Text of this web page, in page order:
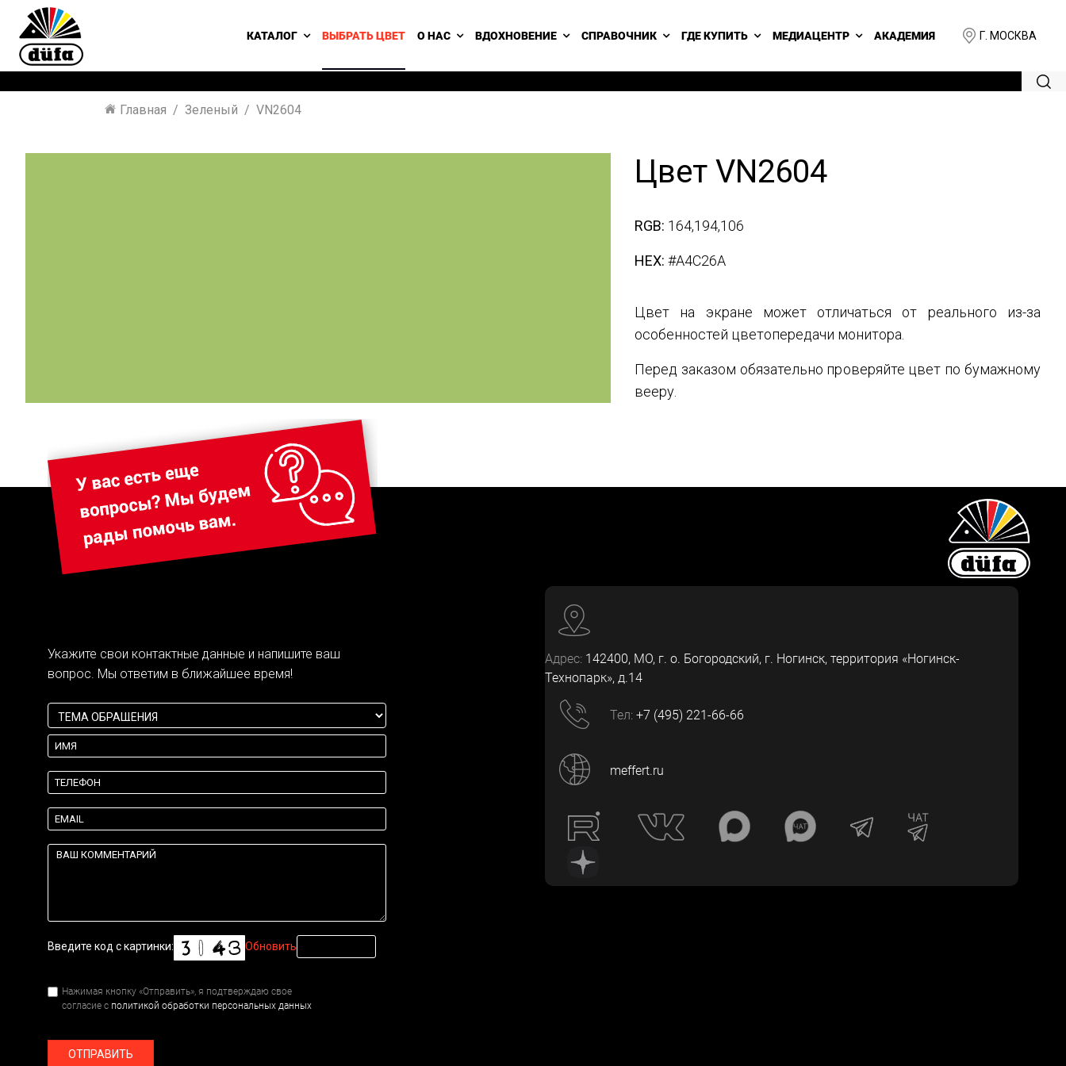
Г. МОСКВА
КАТАЛОГ ВЫБРАТЬ ЦВЕТ О НАС ВДОХНОВЕНИЕ СПРАВОЧНИК ГДЕ КУПИТЬ МЕДИАЦЕНТР АКАДЕМИЯ
Главная Зеленый VN2604
Цвет VN2604
RGB: 164,194,106
HEX: #A4C26A
Цвет на экране может отличаться от реального из-за
особенностей цветопередачи монитора.
Перед заказом обязательно проверяйте цвет по бумажному
вееру.
Укажите свои контактные данные и напишите ваш
вопрос. Мы ответим в ближайшее время!
Введите код с картинки: Обновить
Нажимая кнопку «Отправить», я подтверждаю свое
согласие с политикой обработки персональных данных
ОТПРАВИТЬ
Адрес: 142400, МО, г. о. Богородский, г. Ногинск, территория «Ногинск-
Технопарк», д.14
Тел: +7 (495) 221-66-66
meffert.ru